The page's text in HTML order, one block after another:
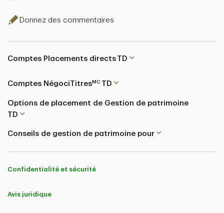
Donnez des commentaires
Comptes Placements directs TD
Comptes NégociTitres MC TD
Options de placement de Gestion de patrimoine
TD
Conseils de gestion de patrimoine pour
Confidentialité et sécurité
Avis juridique